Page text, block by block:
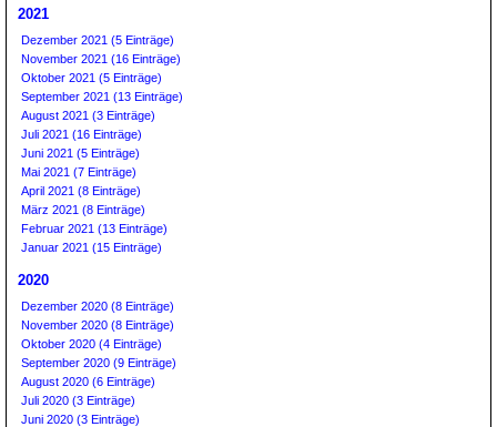
2021
Dezember 2021 (5 Einträge)
November 2021 (16 Einträge)
Oktober 2021 (5 Einträge)
September 2021 (13 Einträge)
August 2021 (3 Einträge)
Juli 2021 (16 Einträge)
Juni 2021 (5 Einträge)
Mai 2021 (7 Einträge)
April 2021 (8 Einträge)
März 2021 (8 Einträge)
Februar 2021 (13 Einträge)
Januar 2021 (15 Einträge)
2020
Dezember 2020 (8 Einträge)
November 2020 (8 Einträge)
Oktober 2020 (4 Einträge)
September 2020 (9 Einträge)
August 2020 (6 Einträge)
Juli 2020 (3 Einträge)
Juni 2020 (3 Einträge)